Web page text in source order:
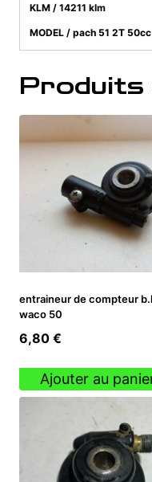
KLM / 14211 klm
MODEL / pach 51 2T 50cc
Produits
entraineur de compteur
waco 50
6,80 €
Ajouter au